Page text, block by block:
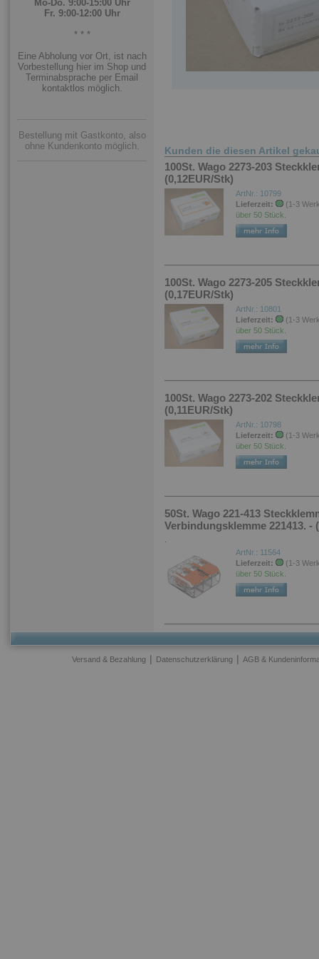
Mo-Do. 9:00-15:00 Uhr
Fr. 9:00-12:00 Uhr
* * *
Eine Abholung vor Ort, ist nach
Vorbestellung hier im Shop und
Terminabsprache per Email
kontaktlos möglich.
Bestellung mit Gastkonto, also
ohne Kundenkonto möglich.
Kunden die diesen Artikel
100St. Wago 2273-203
(0,12EUR/Stk)
ArtNr.: 10799
Lieferzeit:
(1-3
über 50 Stück.
100St. Wago 2273-205
(0,17EUR/Stk)
ArtNr.: 10801
Lieferzeit:
(1-3
über 50 Stück.
100St. Wago 2273-202
(0,11EUR/Stk)
ArtNr.: 10798
Lieferzeit:
(1-3
über 50 Stück.
50St. Wago 221-413
Verbindungsklemme 221413. -
ArtNr.: 11564
Lieferzeit:
(1-3
über 50 Stück.
Versand & Bezahlung | Datenschutzerklärung | AGB &